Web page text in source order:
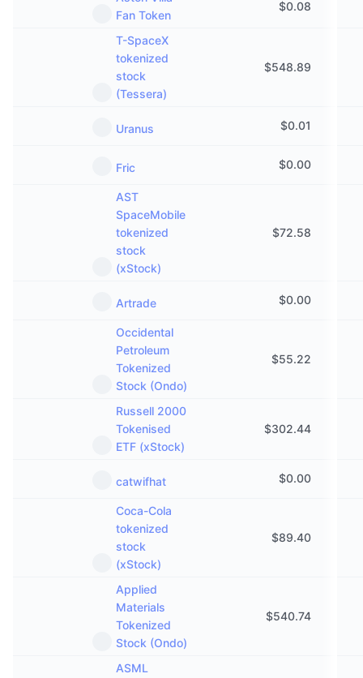
Fan Token
$0.08
T-SpaceX
tokenized
stock
(Tessera)
$548.89
Uranus $0.01
Fric $0.00
AST
SpaceMobile
tokenized
stock
(xStock)
$72.58
Artrade $0.00
Occidental
Petroleum
Tokenized
Stock (Ondo)
$55.22
Russell 2000
Tokenised
ETF (xStock)
$302.44
catwifhat $0.00
Coca-Cola
tokenized
stock
(xStock)
$89.40
Applied
Materials
Tokenized
Stock (Ondo)
$540.74
ASML